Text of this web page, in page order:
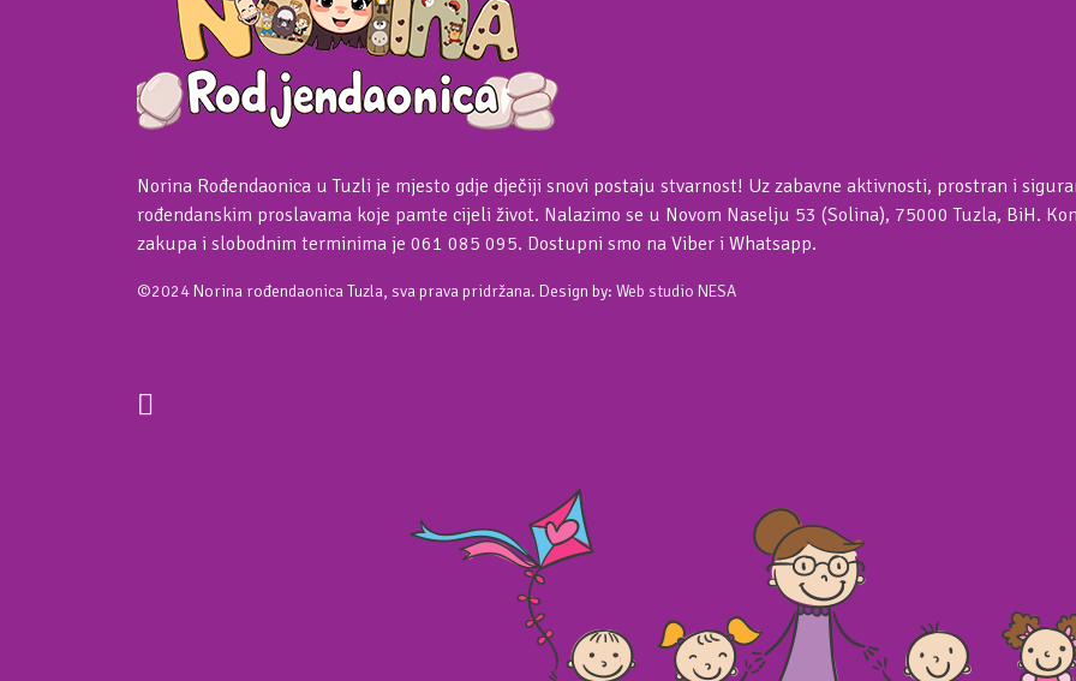
Norina Rođendaonica u Tuzli je mjesto gdje dječiji snovi postaju stvarnost! Uz zabavne aktivnosti, prostran i
rođendanskim proslavama koje pamte cijeli život. Nalazimo se u Novom Naselju 53 (Solina), 75000 Tuzla, BiH.
zakupa i slobodnim terminima je 061 085 095. Dostupni smo na Viber i Whatsapp.
©2024 Norina rođendaonica Tuzla, sva prava pridržana. Design by: Web studio NESA